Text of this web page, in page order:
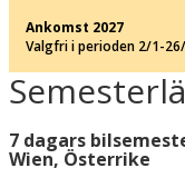
7 dagars
Wien, Österrike
Ankomst 2027
Valgfri i perioden 2/1-